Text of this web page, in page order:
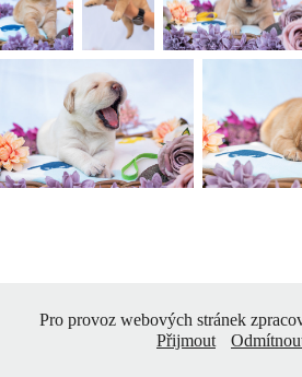
Pro provoz webových stránek
Přijmout